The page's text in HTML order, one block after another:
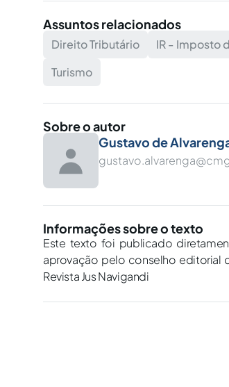
Assuntos relacionados
Direito Tributário IR - Imposto
Turismo
Sobre o autor
Gustavo de
Informações sobre o texto
Este texto foi publicado
aprovação pelo conselho editorial
Revista Jus Navigandi